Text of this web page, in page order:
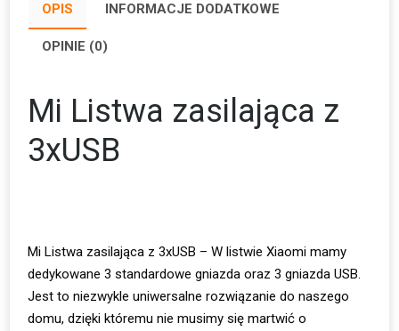
OPIS INFORMACJE DODATKOWE
OPINIE (0)
Mi Listwa zasilająca z
3xUSB
Mi Listwa zasilająca z 3xUSB – W listwie Xiaomi mamy
dedykowane 3 standardowe gniazda oraz 3 gniazda USB.
Jest to niezwykle uniwersalne rozwiązanie do naszego
domu, dzięki któremu nie musimy się martwić o